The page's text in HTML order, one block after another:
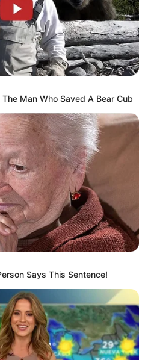
penggemar setianya.
MODEL SELEBRITI INDONESIA
Man Who Saved A Bear Cub
Says This Sentence!